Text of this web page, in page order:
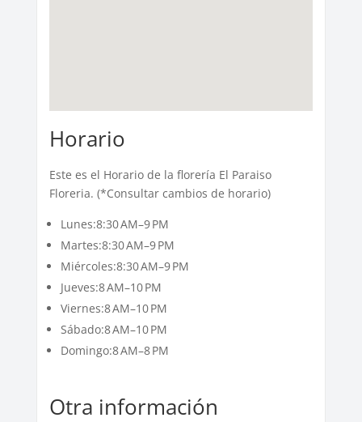
Horario
Este es el Horario de la florería El Paraiso
Floreria. (*Consultar cambios de horario)
Lunes:8:30 AM–9 PM
Martes:8:30 AM–9 PM
Miércoles:8:30 AM–9 PM
Jueves:8 AM–10 PM
Viernes:8 AM–10 PM
Sábado:8 AM–10 PM
Domingo:8 AM–8 PM
Otra información